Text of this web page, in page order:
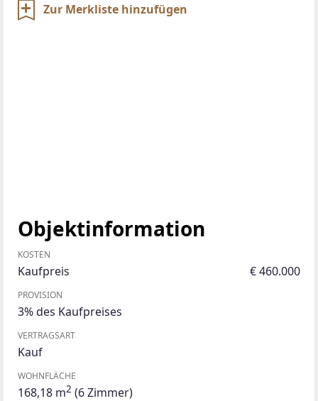
Zur Merkliste hinzufügen
Objektinformation
KOSTEN
Kaufpreis € 460.000
PROVISION
3% des Kaufpreises
VERTRAGSART
Kauf
WOHNFLÄCHE
168,18 m2 (6 Zimmer)